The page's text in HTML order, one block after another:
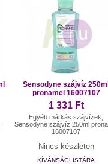
Sensodyne szájvíz
pronamel 16007107
1 331 Ft
Egyéb márkás szájvízek,
Sensodyne szájvíz 250ml
16007107
Nincs készleten
KÍVÁNSÁGLISTÁRA